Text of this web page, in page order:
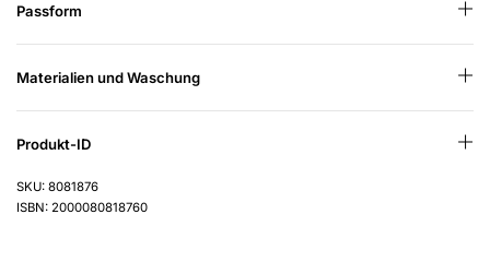
Passform
Materialien und Waschung
Produkt-ID
SKU: 8081876
ISBN: 2000080818760